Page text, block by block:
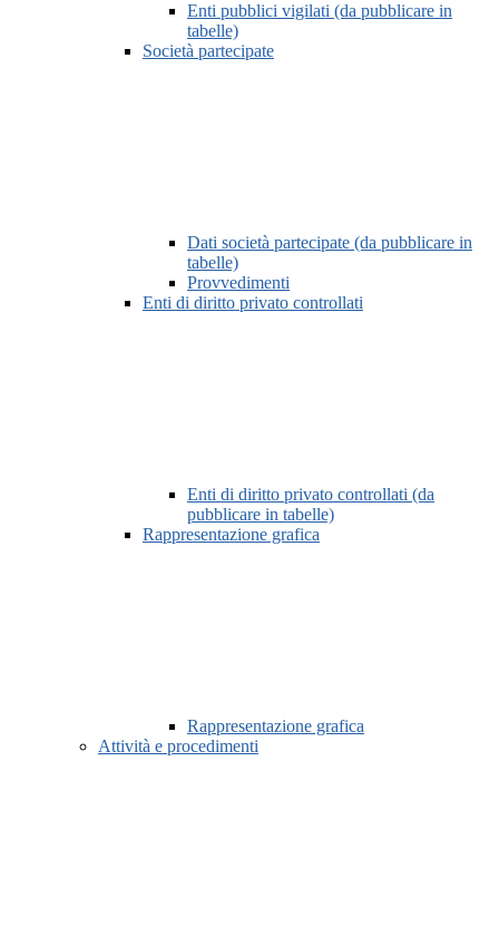
Enti pubblici vigilati (da pubblicare in
tabelle)
Società partecipate
Dati società partecipate (da pubblicare in
tabelle)
Provvedimenti
Enti di diritto privato controllati
Enti di diritto privato controllati (da
pubblicare in tabelle)
Rappresentazione grafica
Rappresentazione grafica
Attività e procedimenti